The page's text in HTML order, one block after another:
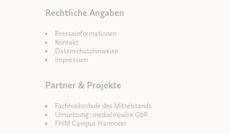
Rechtliche Angaben
Presseinformationen
Kontakt
Datenschutzhinweise
Impressum
Partner & Projekte
Fachhochschule des Mittelstands
Umsetzung: mediaImpulse GbR
FHM Campus Hannover